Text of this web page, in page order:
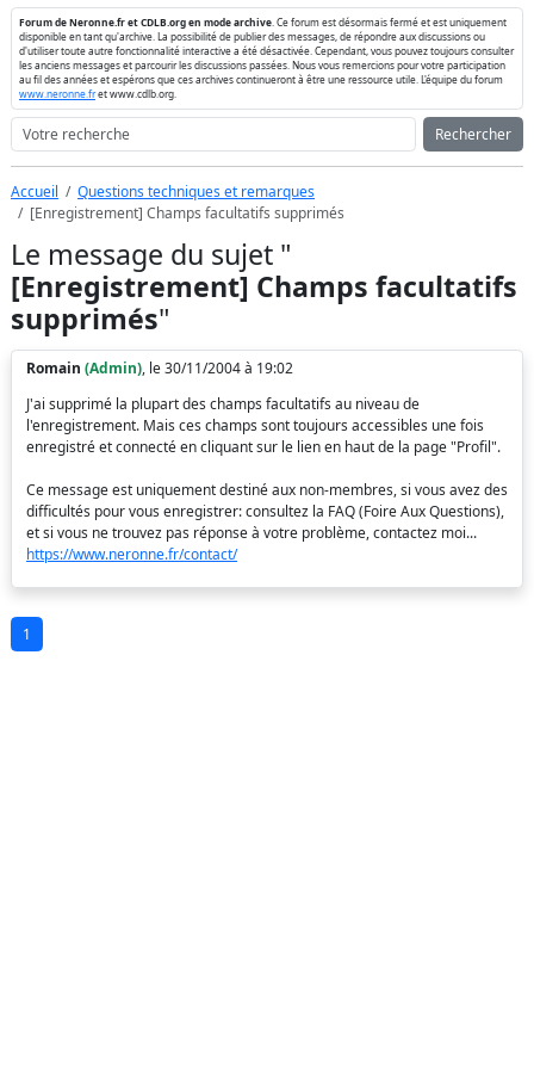
Forum de Neronne.fr et CDLB.org en mode archive . Ce forum est désormais fermé et est uniquement
disponible en tant qu'archive. La possibilité de publier des messages, de répondre aux discussions ou
d'utiliser toute autre fonctionnalité interactive a été désactivée. Cependant, vous pouvez toujours consulter
les anciens messages et parcourir les discussions passées. Nous vous remercions pour votre participation
au fil des années et espérons que ces archives continueront à être une ressource utile. L'équipe du forum
www.neronne.fret www.cdlb.org.
Rechercher
Accueil
Questions techniques et remarques
[Enregistrement] Champs facultatifs supprimés
Le message du sujet "
[Enregistrement] Champs facultatifs
supprimés"
Romain (Admin), le 30/11/2004 à 19:02
J'ai supprimé la plupart des champs facultatifs au niveau de
l'enregistrement. Mais ces champs sont toujours accessibles une fois
enregistré et connecté en cliquant sur le lien en haut de la page "Profil".
Ce message est uniquement destiné aux non-membres, si vous avez des
difficultés pour vous enregistrer: consultez la FAQ (Foire Aux Questions),
et si vous ne trouvez pas réponse à votre problème, contactez moi...
https://www.neronne.fr/contact/
1